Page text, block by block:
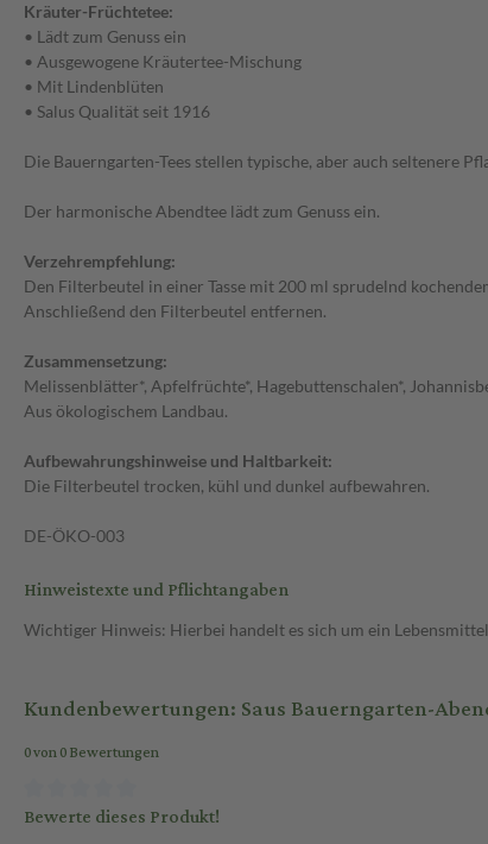
Kräuter-Früchtetee:
• Lädt zum Genuss ein
• Ausgewogene Kräutertee-Mischung
• Mit Lindenblüten
• Salus Qualität seit 1916
Die Bauerngarten-Tees stellen typische, aber auch seltenere
Der harmonische Abendtee lädt zum Genuss ein.
Verzehrempfehlung:
Den Filterbeutel in einer Tasse mit 200 ml sprudelnd
Anschließend den Filterbeutel entfernen.
Zusammensetzung:
Melissenblätter*, Apfelfrüchte*, Hagebuttenschalen*,
Aus ökologischem Landbau.
Aufbewahrungshinweise und Haltbarkeit:
Die Filterbeutel trocken, kühl und dunkel aufbewahren.
DE-ÖKO-003
Hinweistexte und Pflichtangaben
Wichtiger Hinweis: Hierbei handelt es sich um ein
Kundenbewertungen: Saus Bauerngarten-
0 von 0 Bewertungen
Bewerte dieses Produkt!